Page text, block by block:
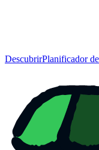
DescubrirPlanificador